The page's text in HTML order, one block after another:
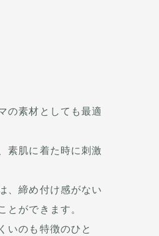
の素材としても最適
素肌に着た時に刺激
、締め付け感がない
とができます。
いのも特徴のひと